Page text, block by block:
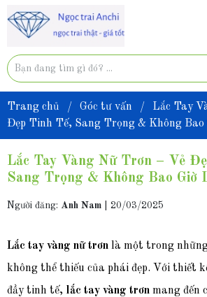
Trang chủ / Góc tư vấn /
Lắc Tay
Đẹp Tinh Tế, Sang Trọng & Không Bao
Lắc Tay Vàng Nữ Trơn – Vẻ
Sang Trọng & Không Bao Giờ
Người đăng: Anh Nam 20/03/2025
Lắc tay vàng nữ trơn là một trong
không thể thiếu của phái đẹp. Với thiết
đầy tinh tế, lắc tay vàng trơn mang đến